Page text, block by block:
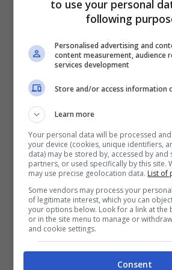
Milan,
Fonseca: “Ecco
dovrebbe giocare
A Fonseca arriva un
frequenze di ‘Radio Serie A’
dal giornalista Riccardo
provare ad utilizzare d’ora in
Con il Milan, rispetto alla sua
Reijnders parte da molto
to use your personal
following
Personalised advertising and
content measurement, audience
services development
Store and/or access information
Learn more
Your personal data will be processed
your device (cookies, unique identifiers,
data) may be stored by, accessed by and
partners, or used specifically by this site.
may use precise geolocation data. List of
Some vendors may process your
of legitimate interest, which you can
your options below. Look for a link at the
or in the site menu to manage or
and cookie settings.
Consent